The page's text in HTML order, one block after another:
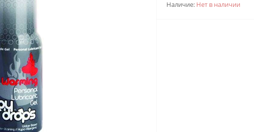
Наличие: Нет в наличии